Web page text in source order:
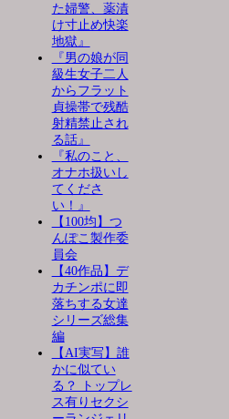
た婦警、薬漬
け寸止め快楽
地獄』
『男の娘が同
級生女子二人
からフラット
貞操帯で残酷
射精禁止され
る話』
『私のこと、
オナホ扱いし
てくださ
い！』
【100均】つ
んぽこ製作委
員会
【40作品】デ
カチンポに即
落ちする女達
シリーズ総集
編
【AI実写】誰
かに似てい
る？ トップレ
ス有りセクシ